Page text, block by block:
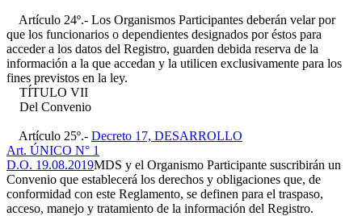
Artículo 24º.- Los Organismos Participantes deberán velar por
que los funcionarios o dependientes designados por éstos para
acceder a los datos del Registro, guarden debida reserva de la
información a la que accedan y la utilicen exclusivamente para los
fines previstos en la ley.
TÍTULO VII
Del Convenio
Artículo 25º.- Decreto 17, DESARROLLO
Art. ÚNICO N° 1
D.O. 19.08.2019MDS y el Organismo Participante suscribirán un
Convenio que establecerá los derechos y obligaciones que, de
conformidad con este Reglamento, se definen para el traspaso,
acceso, manejo y tratamiento de la información del Registro.